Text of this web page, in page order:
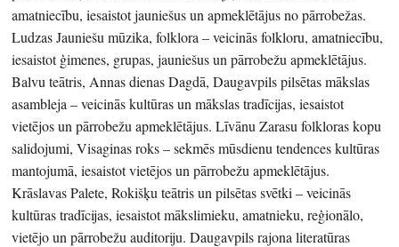
amatniecību, iesaistot jauniešus un apmeklētājus no pārrobežas.
Ludzas Jauniešu mūzika, folklora – veicinās folkloru, amatniecību,
iesaistot ģimenes, grupas, jauniešus un pārrobežu apmeklētājus.
Balvu teātris, Annas dienas Dagdā, Daugavpils pilsētas mākslas
asambleja – veicinās kultūras un mākslas tradīcijas, iesaistot
vietējos un pārrobežu apmeklētājus. Līvānu Zarasu folkloras kopu
salidojumi, Visaginas roks – sekmēs mūsdienu tendences kultūras
mantojumā, iesaistot vietējos un pārrobežu apmeklētājus.
Krāslavas Palete, Rokišķu teātris un pilsētas svētki – veicinās
kultūras tradīcijas, iesaistot mākslimieku, amatnieku, reģionālo,
vietējo un pārrobežu auditoriju. Daugavpils rajona literatūras